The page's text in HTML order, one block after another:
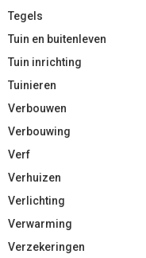
Tegels
Tuin en buitenleven
Tuin inrichting
Tuinieren
Verbouwen
Verbouwing
Verf
Verhuizen
Verlichting
Verwarming
Verzekeringen